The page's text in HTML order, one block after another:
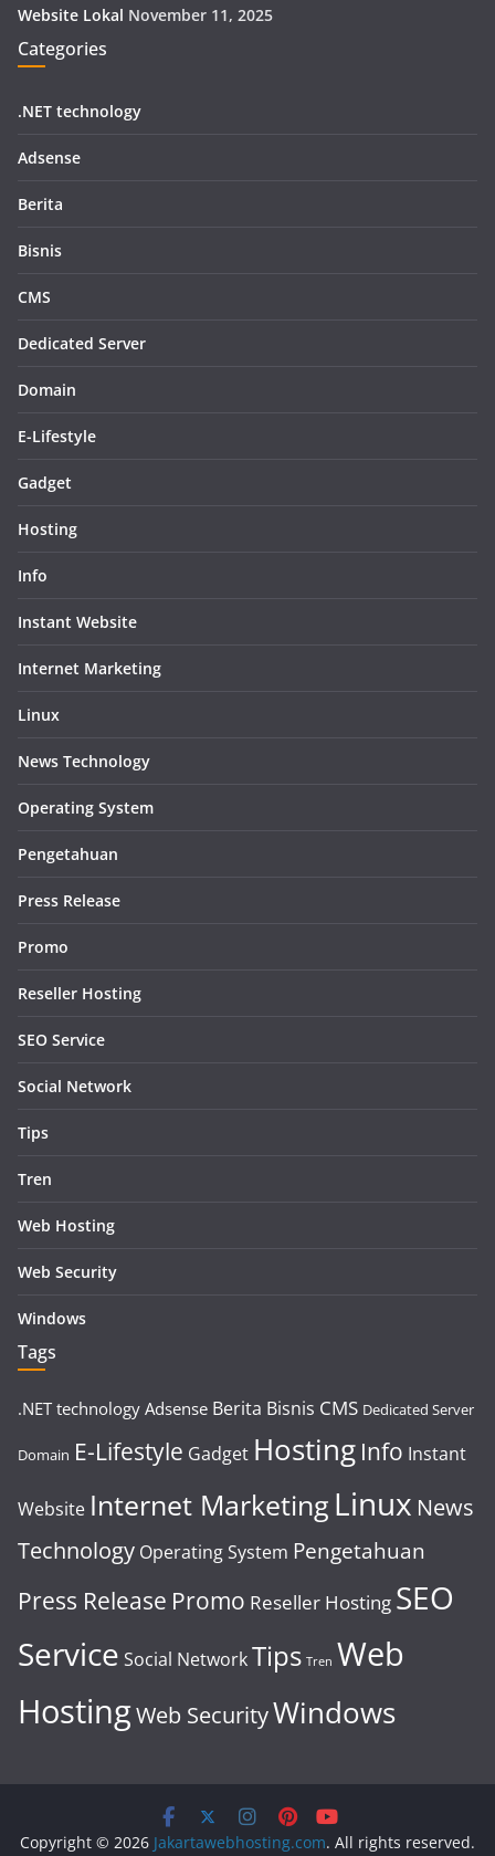
Website Lokal November 11, 2025
Categories
.NET technology
Adsense
Berita
Bisnis
CMS
Dedicated Server
Domain
E-Lifestyle
Gadget
Hosting
Info
Instant Website
Internet Marketing
Linux
News Technology
Operating System
Pengetahuan
Press Release
Promo
Reseller Hosting
SEO Service
Social Network
Tips
Tren
Web Hosting
Web Security
Windows
Tags
.NET technology Adsense Berita Bisnis CMS Dedicated Server
Domain E-Lifestyle Gadget Hosting Info Instant
Website Internet Marketing Linux News
Technology Operating System Pengetahuan
Press Release Promo Reseller Hosting SEO
Service Social NetworkTips Tren Web
HostingWeb SecurityWindows
Copyright © 2026 Jakartawebhosting.com. All rights reserved.